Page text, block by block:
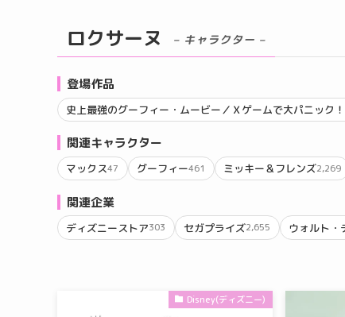
ロクサーヌ – キャラクター –
登場作品
史上最強のグーフィー・ムービー／Ｘゲームで大パニック！
関連キャラクター
マックス47 グーフィー461 ミッキー＆フレンズ2,269
関連企業
ディズニーストア303 セガプライズ2,655 ウォルト・
Disney(ディズニー)